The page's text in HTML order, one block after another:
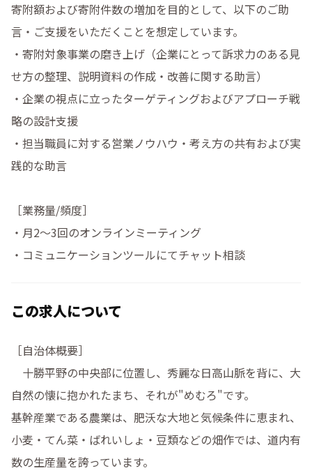
寄附額および寄附件数の増加を目的として、以下のご助
言・ご支援をいただくことを想定しています。
・寄附対象事業の磨き上げ（企業にとって訴求力のある見
せ方の整理、説明資料の作成・改善に関する助言）
・企業の視点に立ったターゲティングおよびアプローチ戦
略の設計支援
・担当職員に対する営業ノウハウ・考え方の共有および実
践的な助言
［業務量/頻度］
・月2～3回のオンラインミーティング
・コミュニケーションツールにてチャット相談
この求人について
［自治体概要］
十勝平野の中央部に位置し、秀麗な日高山脈を背に、大
自然の懐に抱かれたまち、それが"めむろ"です。
基幹産業である農業は、肥沃な大地と気候条件に恵まれ、
小麦・てん菜・ばれいしょ・豆類などの畑作では、道内有
数の生産量を誇っています。